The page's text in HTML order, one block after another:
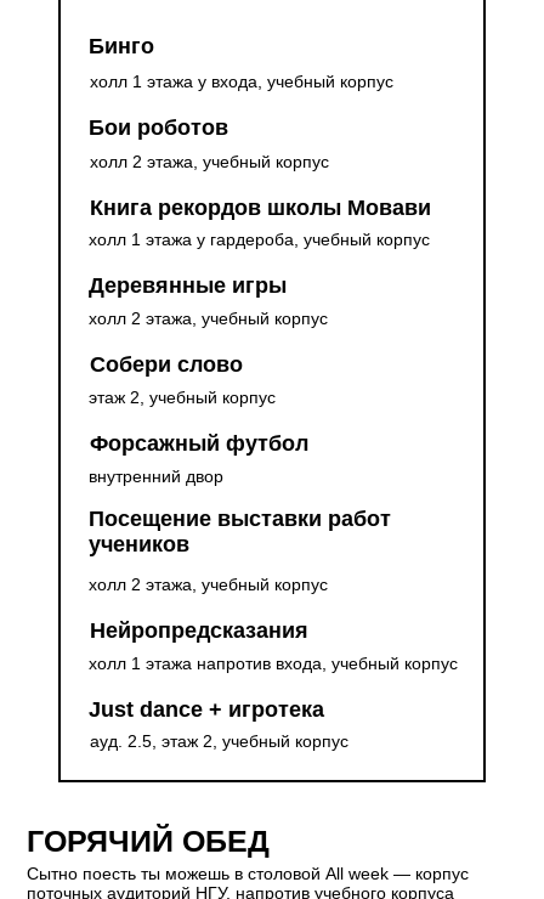
Бинго
холл 1 этажа у входа, учебный корпус
Just dance + игротека
ауд. 2.5, этаж 2, учебный корпус
Бои роботов
холл 2 этажа, учебный корпус
Книга рекордов школы Мовави
холл 1 этажа у гардероба, учебный корпус
Деревянные игры
холл 2 этажа, учебный корпус
Собери слово
этаж 2, учебный корпус
Форсажный футбол
внутренний двор
Посещение выставки работ
учеников
холл 2 этажа, учебный корпус
Нейропредсказания
холл 1 этажа напротив входа, учебный корпус
Сытно поесть ты можешь в столовой All week — корпус
поточных аудиторий НГУ, напротив учебного корпуса
ГОРЯЧИЙ ОБЕД